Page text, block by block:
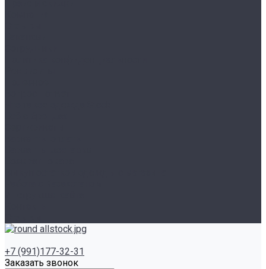
+7 (991)177-32-31
Заказать звонок